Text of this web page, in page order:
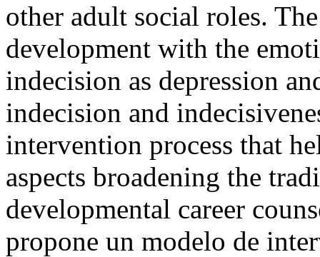
other adult social roles.
development with the
indecision as depression
indecision and
intervention process that
aspects broadening the
developmental career
propone un modelo de